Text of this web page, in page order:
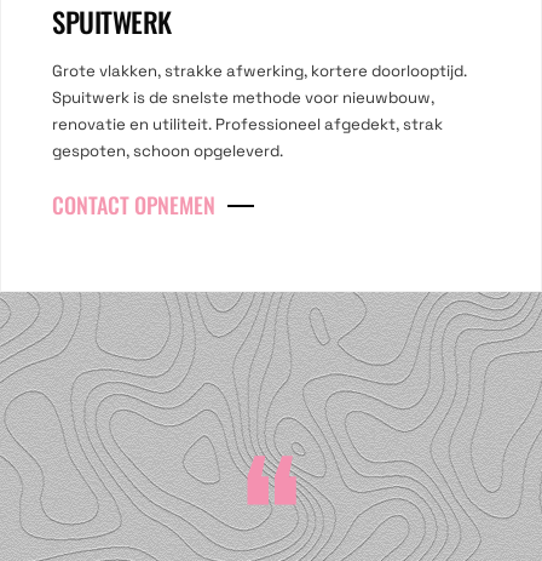
SPUITWERK
Grote vlakken, strakke afwerking, kortere doorlooptijd.
Spuitwerk is de snelste methode voor nieuwbouw,
renovatie en utiliteit. Professioneel afgedekt, strak
gespoten, schoon opgeleverd.
CONTACT OPNEMEN